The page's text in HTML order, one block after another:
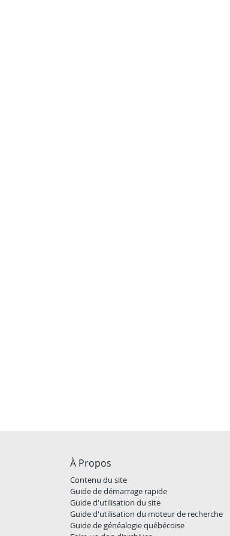
À Propos
Contenu du site
Guide de démarrage rapide
Guide d'utilisation du site
Guide d'utilisation du moteur de recherche
Guide de généalogie québécoise